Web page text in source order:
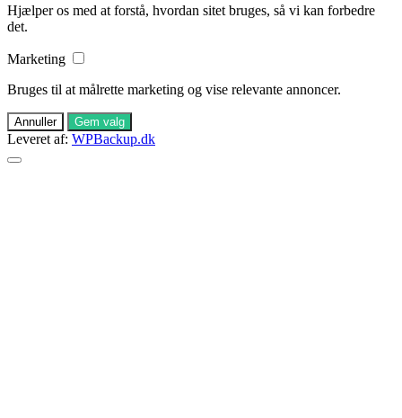
Hjælper os med at forstå, hvordan sitet bruges, så vi kan forbedre
det.
Marketing
Bruges til at målrette marketing og vise relevante annoncer.
Annuller Gem valg
Leveret af: WPBackup.dk